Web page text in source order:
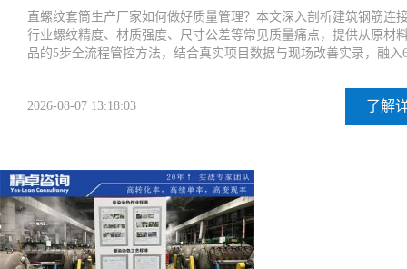
直螺纹套筒生产厂家如何做好质量管理？本文深入剖析建筑钢筋连
行业螺纹精度、材质强度、尺寸公差等常见质量痛点，提供从原材
品的5步全流程管控方法，结合真实项目数据与现场改善实录，融入
2026-08-07 13:18:03 了解